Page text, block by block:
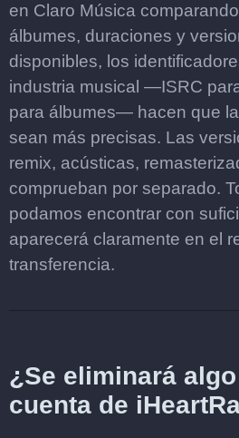
en Claro Música
álbumes, duraciones y
disponibles, los
industria musical —ISRC
para álbumes— hacen que
sean más precisas. Las
remix, acústicas,
comprueban por separado.
podamos encontrar con
aparecerá claramente en el
transferencia.
¿Se eliminará
cuenta de